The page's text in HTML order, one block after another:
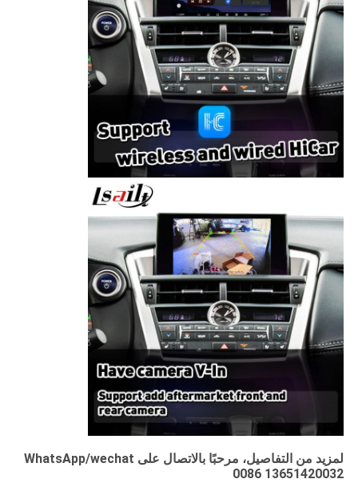
لمزيد من التفاصيل، مرحبًا بالاتصال على WhatsApp/wechat
0086 13651420032